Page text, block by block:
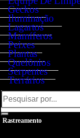
Geckos
Iluminação
Lagartos
Mamíferos
Peixes
Plantas
Quelônios
Serpentes
Terrários
Rastreamento